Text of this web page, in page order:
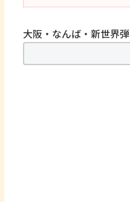
大阪・なんば・新世界